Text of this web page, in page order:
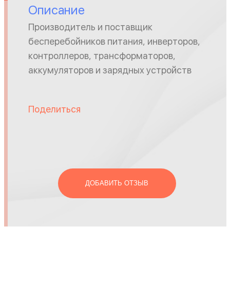
Описание
Производитель и поставщик
бесперебойников питания, инверторов,
контроллеров, трансформаторов,
аккумуляторов и зарядных устройств
Поделиться
ДОБАВИТЬ ОТЗЫВ